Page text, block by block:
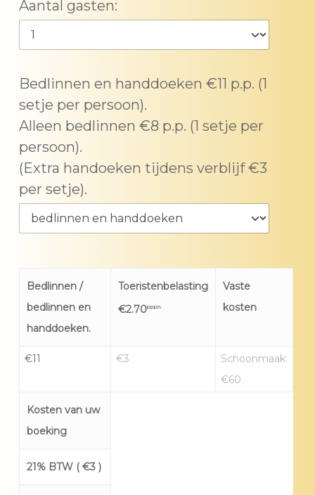
Aantal gasten:
Bedlinnen en handdoeken €11 p.p. (1
setje per persoon).
Alleen bedlinnen €8 p.p. (1 setje per
persoon).
(Extra handoeken tijdens verblijf €3
per setje).
Bedlinnen /
bedlinnen en
handdoeken.
Toeristenbelasting
€2.70p.p.p.n.
Vaste
kosten
€11 €3
Schoonmaak:
€60
Kosten van uw
boeking
21% BTW ( €3)